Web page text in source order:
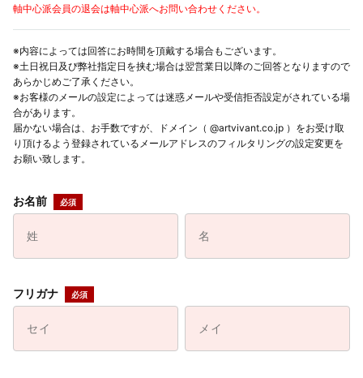
軸中心派会員の退会は軸中心派へお問い合わせください。
※内容によっては回答にお時間を頂戴する場合もございます。
※土日祝日及び弊社指定日を挟む場合は翌営業日以降のご回答となりますので
あらかじめご了承ください。
※お客様のメールの設定によっては迷惑メールや受信拒否設定がされている場
合があります。
届かない場合は、お手数ですが、ドメイン（ @artvivant.co.jp ）をお受け取
り頂けるよう登録されているメールアドレスのフィルタリングの設定変更を
お願い致します。
お名前
フリガナ